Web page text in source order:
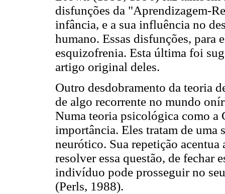
disfunções da "Aprendizagem-
infância, e a sua influência no
humano. Essas disfunções, para
esquizofrenia. Esta última foi
artigo original deles.
Outro desdobramento da teoria
de algo recorrente no mundo
Numa teoria psicológica como a
importância. Eles tratam de uma
neurótico. Sua repetição
resolver essa questão, de fechar
indivíduo pode prosseguir no
(Perls, 1988).